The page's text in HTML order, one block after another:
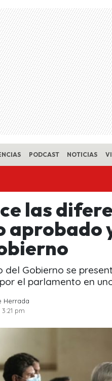
PODCAST NOTICIAS
las
aprobado
del Gobierno se
el parlamento en
Herrada
pm